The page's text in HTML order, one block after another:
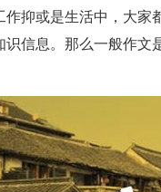
或是生活中，大家
识信息。那么一般作文